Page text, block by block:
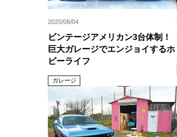
2020/08/04
ビンテージアメリカン3台体制！
巨大ガレージでエンジョイするホ
ビーライフ
ガレージ